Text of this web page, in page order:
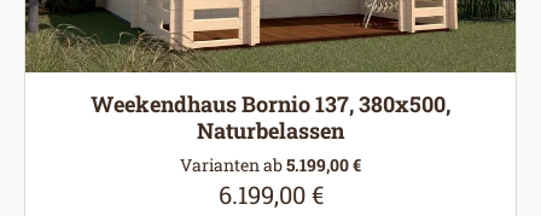
Weekendhaus Bornio 137, 380x500,
Naturbelassen
Varianten ab5.199,00 €
Regulärer Preis:
6.199,00 €